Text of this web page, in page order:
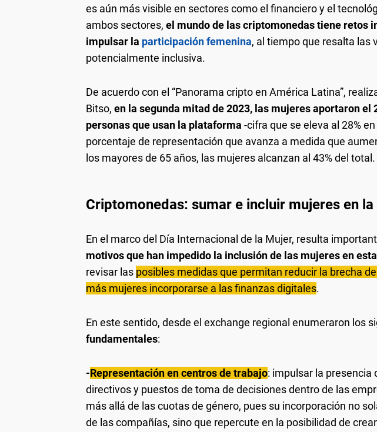
es aún más visible en sectores como el financiero y el
ambos sectores, el mundo de las criptomonedas tiene retos
impulsar la participación femenina, al tiempo que resalta las
potencialmente inclusiva.
De acuerdo con el “Panorama cripto en América Latina”,
Bitso, en la segunda mitad de 2023, las mujeres aportaron el
personas que usan la plataforma -cifra que se eleva al 28%
porcentaje de representación que avanza a medida que
los mayores de 65 años, las mujeres alcanzan al 43% del total.
Criptomonedas: sumar e incluir mujeres en
En el marco del Día Internacional de la Mujer, resulta
motivos que han impedido la inclusión de las mujeres en
revisar las posibles medidas que permitan reducir la brecha
más mujeres incorporarse a las finanzas digitales.
En este sentido, desde el exchange regional enumeraron los
fundamentales:
-Representación en centros de trabajo: impulsar la presencia
directivos y puestos de toma de decisiones dentro de las
más allá de las cuotas de género, pues su incorporación no
de las compañías, sino que repercute en la posibilidad de